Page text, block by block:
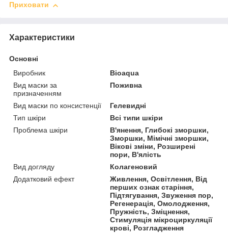
Приховати
Характеристики
Основні
Виробник
Bioaqua
Вид маски за
призначенням
Поживна
Вид маски по консистенції
Гелевидні
Тип шкіри
Всі типи шкіри
Проблема шкіри
В'янення, Глибокі зморшки,
Зморшки, Мімічні зморшки,
Вікові зміни, Розширені
пори, В'ялість
Вид догляду
Колагеновий
Додатковий ефект
Живлення, Освітлення, Від
перших ознак старіння,
Підтягування, Звуження пор,
Регенерація, Омолодження,
Пружність, Зміцнення,
Стимуляція мікроциркуляції
крові, Розгладження